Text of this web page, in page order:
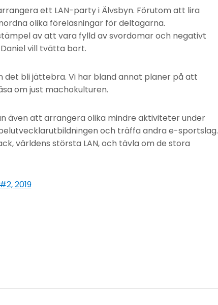
ett LAN-party i Älvsbyn. Förutom att lira
olika föreläsningar för deltagarna.
av att vara fylld av svordomar och negativt
vill tvätta bort.
bli jättebra. Vi har bland annat planer på att
om just machokulturen.
även att arrangera olika mindre aktiviteter under
och träffa andra e-sportslag.
världens största LAN, och tävla om de stora
2019